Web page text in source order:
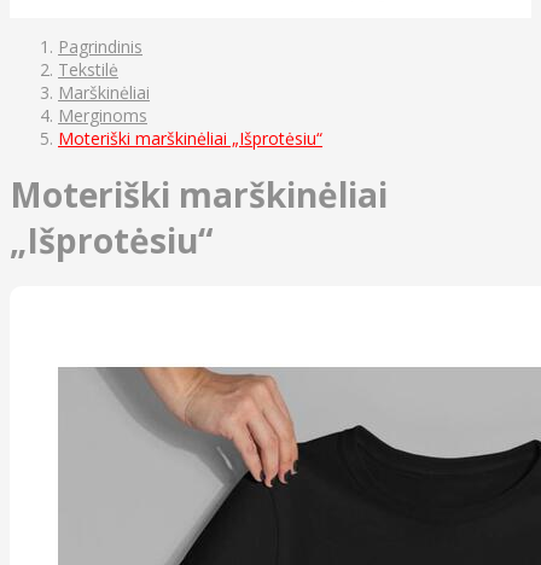
Pagrindinis
Tekstilė
Marškinėliai
Merginoms
Moteriški marškinėliai „Išprotėsiu“
Moteriški marškinėliai
„Išprotėsiu“